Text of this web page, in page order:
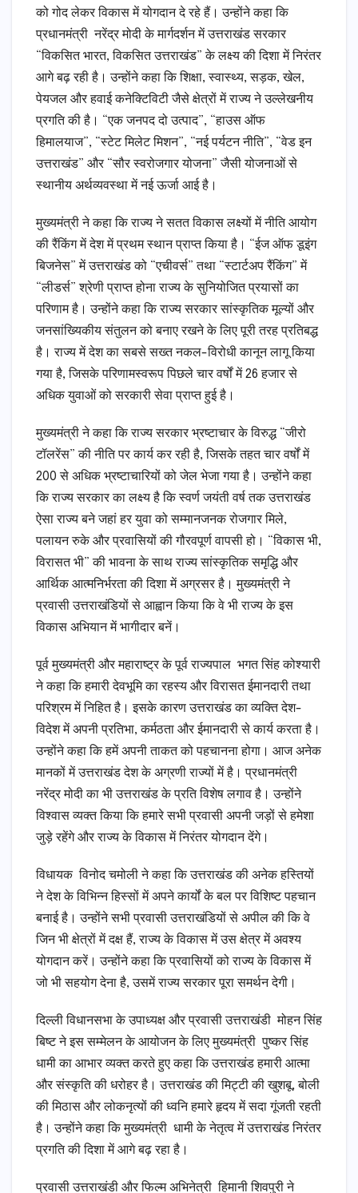
को गोद लेकर विकास में योगदान दे रहे हैं। उन्होंने कहा कि
प्रधानमंत्री नरेंद्र मोदी के मार्गदर्शन में उत्तराखंड सरकार
“विकसित भारत, विकसित उत्तराखंड” के लक्ष्य की दिशा में निरंतर
आगे बढ़ रही है। उन्होंने कहा कि शिक्षा, स्वास्थ्य, सड़क, खेल,
पेयजल और हवाई कनेक्टिविटी जैसे क्षेत्रों में राज्य ने उल्लेखनीय
प्रगति की है। “एक जनपद दो उत्पाद”, “हाउस ऑफ
हिमालयाज”, “स्टेट मिलेट मिशन”, “नई पर्यटन नीति”, “वेड इन
उत्तराखंड” और “सौर स्वरोजगार योजना” जैसी योजनाओं से
स्थानीय अर्थव्यवस्था में नई ऊर्जा आई है।
मुख्यमंत्री ने कहा कि राज्य ने सतत विकास लक्ष्यों में नीति आयोग
की रैंकिंग में देश में प्रथम स्थान प्राप्त किया है। “ईज ऑफ डूइंग
बिजनेस” में उत्तराखंड को “एचीवर्स” तथा “स्टार्टअप रैंकिंग” में
“लीडर्स” श्रेणी प्राप्त होना राज्य के सुनियोजित प्रयासों का
परिणाम है। उन्होंने कहा कि राज्य सरकार सांस्कृतिक मूल्यों और
जनसांख्यिकीय संतुलन को बनाए रखने के लिए पूरी तरह प्रतिबद्ध
है। राज्य में देश का सबसे सख्त नकल-विरोधी कानून लागू किया
गया है, जिसके परिणामस्वरूप पिछले चार वर्षों में 26 हजार से
अधिक युवाओं को सरकारी सेवा प्राप्त हुई है।
मुख्यमंत्री ने कहा कि राज्य सरकार भ्रष्टाचार के विरुद्ध “जीरो
टॉलरेंस” की नीति पर कार्य कर रही है, जिसके तहत चार वर्षों में
200 से अधिक भ्रष्टाचारियों को जेल भेजा गया है। उन्होंने कहा
कि राज्य सरकार का लक्ष्य है कि स्वर्ण जयंती वर्ष तक उत्तराखंड
ऐसा राज्य बने जहां हर युवा को सम्मानजनक रोजगार मिले,
पलायन रुके और प्रवासियों की गौरवपूर्ण वापसी हो। “विकास भी,
विरासत भी” की भावना के साथ राज्य सांस्कृतिक समृद्धि और
आर्थिक आत्मनिर्भरता की दिशा में अग्रसर है। मुख्यमंत्री ने
प्रवासी उत्तराखंडियों से आह्वान किया कि वे भी राज्य के इस
विकास अभियान में भागीदार बनें।
पूर्व मुख्यमंत्री और महाराष्ट्र के पूर्व राज्यपाल भगत सिंह कोश्यारी
ने कहा कि हमारी देवभूमि का रहस्य और विरासत ईमानदारी तथा
परिश्रम में निहित है। इसके कारण उत्तराखंड का व्यक्ति देश-
विदेश में अपनी प्रतिभा, कर्मठता और ईमानदारी से कार्य करता है।
उन्होंने कहा कि हमें अपनी ताकत को पहचानना होगा। आज अनेक
मानकों में उत्तराखंड देश के अग्रणी राज्यों में है। प्रधानमंत्री
नरेंद्र मोदी का भी उत्तराखंड के प्रति विशेष लगाव है। उन्होंने
विश्वास व्यक्त किया कि हमारे सभी प्रवासी अपनी जड़ों से हमेशा
जुड़े रहेंगे और राज्य के विकास में निरंतर योगदान देंगे।
विधायक विनोद चमोली ने कहा कि उत्तराखंड की अनेक हस्तियों
ने देश के विभिन्न हिस्सों में अपने कार्यों के बल पर विशिष्ट पहचान
बनाई है। उन्होंने सभी प्रवासी उत्तराखंडियों से अपील की कि वे
जिन भी क्षेत्रों में दक्ष हैं, राज्य के विकास में उस क्षेत्र में अवश्य
योगदान करें। उन्होंने कहा कि प्रवासियों को राज्य के विकास में
जो भी सहयोग देना है, उसमें राज्य सरकार पूरा समर्थन देगी।
दिल्ली विधानसभा के उपाध्यक्ष और प्रवासी उत्तराखंडी मोहन सिंह
बिष्ट ने इस सम्मेलन के आयोजन के लिए मुख्यमंत्री पुष्कर सिंह
धामी का आभार व्यक्त करते हुए कहा कि उत्तराखंड हमारी आत्मा
और संस्कृति की धरोहर है। उत्तराखंड की मिट्टी की खुशबू, बोली
की मिठास और लोकनृत्यों की ध्वनि हमारे हृदय में सदा गूंजती रहती
है। उन्होंने कहा कि मुख्यमंत्री धामी के नेतृत्व में उत्तराखंड निरंतर
प्रगति की दिशा में आगे बढ़ रहा है।
प्रवासी उत्तराखंडी और फिल्म अभिनेत्री हिमानी शिवपुरी ने